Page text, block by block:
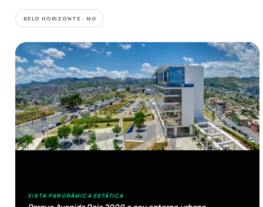
BELO HORIZONTE · MG
VISTA PANORÂMICA ESTÁTICA